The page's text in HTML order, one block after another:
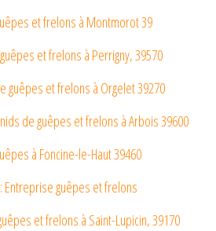
et frelons à Montmorot 39
et frelons à Perrigny, 39570
guêpes et frelons à Orgelet 39270
de guêpes et frelons à Arbois 39600
à Foncine-le-Haut 39460
Entreprise guêpes et frelons
et frelons à Saint-Lupicin, 39170